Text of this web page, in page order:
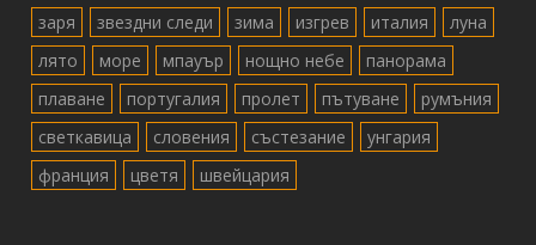
заря
звездни следи зима изгрев италия
луна
лято
море мпауър нощно небе
панорама
плаване
португалия пролет пътуване
румъния
светкавица
словения състезание
унгария
франция
цветя швейцария